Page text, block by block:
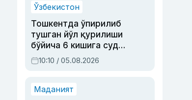
Ўзбекистон
Тошкентда ўпирилиб
тушган йўл қурилиши
бўйича 6 кишига суд
ҳукми ўқилди
10:10 / 05.08.2026
Маданият